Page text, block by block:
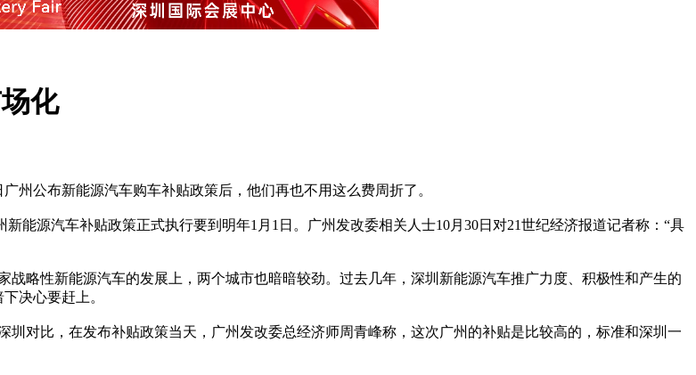
化
公布新能源汽车购车补贴政策后，他们再也不用这么费周折了。
源汽车补贴政策正式执行要到明年1月1日。广州发改委相关人士10月30日对21世纪经济报道记者称：“具
略性新能源汽车的发展上，两个城市也暗暗较劲。过去几年，深圳新能源汽车推广力度、积极性和产生的
决心要赶上。
对比，在发布补贴政策当天，广州发改委总经济师周青峰称，这次广州的补贴是比较高的，标准和深圳一